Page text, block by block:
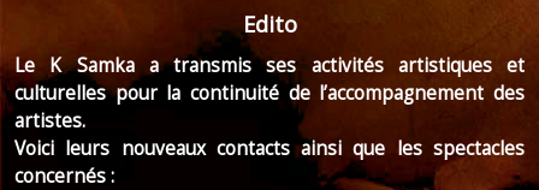
Edito
Le K Samka a transmis ses activités artistiques et
culturelles pour la continuité de l’accompagnement des
artistes.
Voici leurs nouveaux contacts ainsi que les spectacles
concernés :